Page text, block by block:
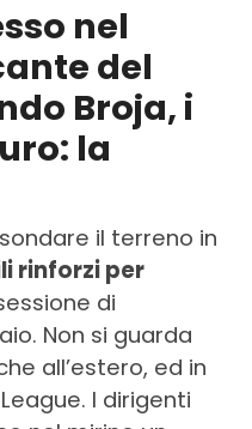
nel
del
Broja, i
la
il terreno in
rinforzi per
di
Non si guarda
all’estero, ed in
I dirigenti